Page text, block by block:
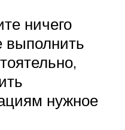
ничего
выполнить
нужное